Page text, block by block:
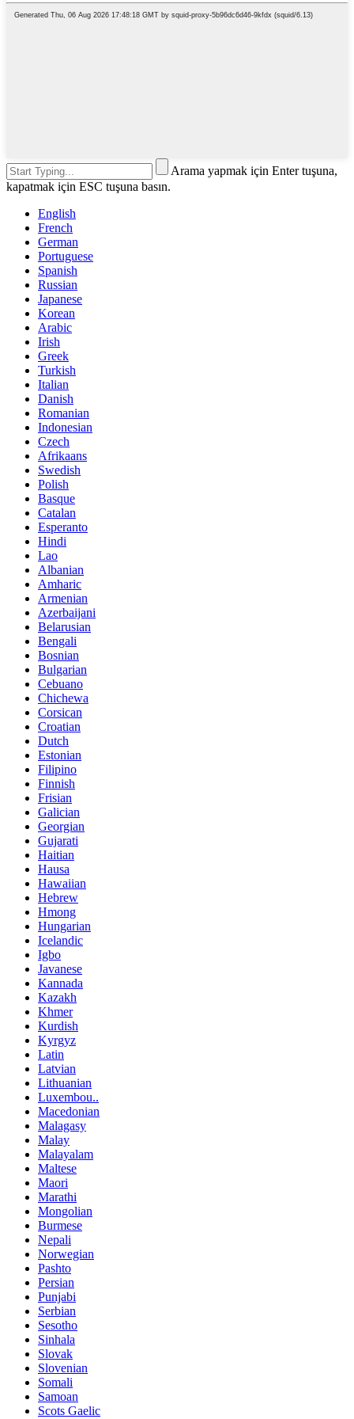
Arama yapmak için Enter tuşuna,
kapatmak için ESC tuşuna basın.
English
French
German
Portuguese
Spanish
Russian
Japanese
Korean
Arabic
Irish
Greek
Turkish
Italian
Danish
Romanian
Indonesian
Czech
Afrikaans
Swedish
Polish
Basque
Catalan
Esperanto
Hindi
Lao
Albanian
Amharic
Armenian
Azerbaijani
Belarusian
Bengali
Bosnian
Bulgarian
Cebuano
Chichewa
Corsican
Croatian
Dutch
Estonian
Filipino
Finnish
Frisian
Galician
Georgian
Gujarati
Haitian
Hausa
Hawaiian
Hebrew
Hmong
Hungarian
Icelandic
Igbo
Javanese
Kannada
Kazakh
Khmer
Kurdish
Kyrgyz
Latin
Latvian
Lithuanian
Luxembou..
Macedonian
Malagasy
Malay
Malayalam
Maltese
Maori
Marathi
Mongolian
Burmese
Nepali
Norwegian
Pashto
Persian
Punjabi
Serbian
Sesotho
Sinhala
Slovak
Slovenian
Somali
Samoan
Scots Gaelic